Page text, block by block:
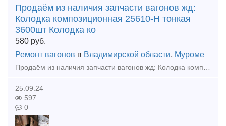
Продаём из наличия запчасти вагонов жд:
Колодка композиционная 25610-Н тонкая
3600шт Колодка ко
580 руб.
Ремонт вагонов в Владимирской области, Муроме
Продаём из наличия запчасти вагонов жд: Колодка композиционная 25610-Н тонкая 3600шт Колодка композиционная 25610-Н толстая 960шт Клин ханина СЧ 35 100шт Клин тягового хомута 70шт Подвеска ма
25.09.24
597
0